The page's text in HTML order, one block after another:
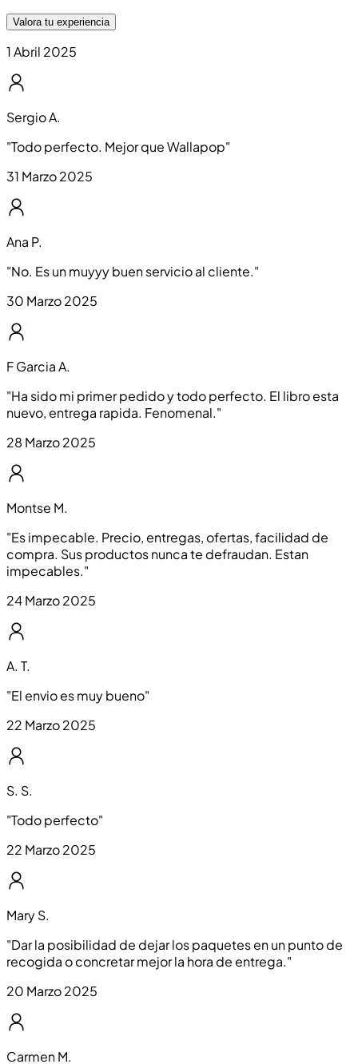
Valora tu experiencia
1 Abril 2025
Sergio A.
"Todo perfecto. Mejor que Wallapop"
31 Marzo 2025
Ana P.
"No. Es un muyyy buen servicio al cliente."
30 Marzo 2025
F Garcia A.
"Ha sido mi primer pedido y todo perfecto. El libro esta
nuevo, entrega rapida. Fenomenal."
28 Marzo 2025
Montse M.
"Es impecable. Precio, entregas, ofertas, facilidad de
compra. Sus productos nunca te defraudan. Estan
impecables."
24 Marzo 2025
A. T.
"El envio es muy bueno"
22 Marzo 2025
S. S.
"Todo perfecto"
22 Marzo 2025
Mary S.
"Dar la posibilidad de dejar los paquetes en un punto de
recogida o concretar mejor la hora de entrega."
20 Marzo 2025
Carmen M.